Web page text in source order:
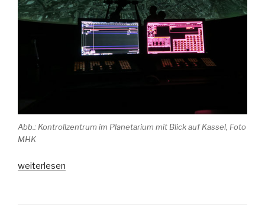
Abb.: Kontrollzentrum im Planetarium mit Blick auf Kassel, Foto
MHK
„Wie
weiterlesen